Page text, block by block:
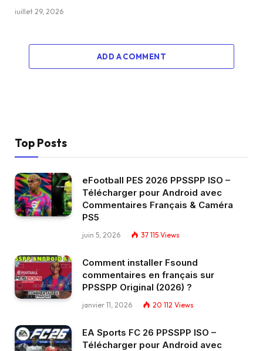
juillet 29, 2026
ADD A COMMENT
Top Posts
eFootball PES 2026 PPSSPP ISO –
Télécharger pour Android avec
Commentaires Français & Caméra
PS5
juin 5, 2026 37 115 Views
Comment installer Fsound
commentaires en français sur
PPSSPP Original (2026) ?
janvier 11, 2026 20 112 Views
EA Sports FC 26 PPSSPP ISO –
Télécharger pour Android avec